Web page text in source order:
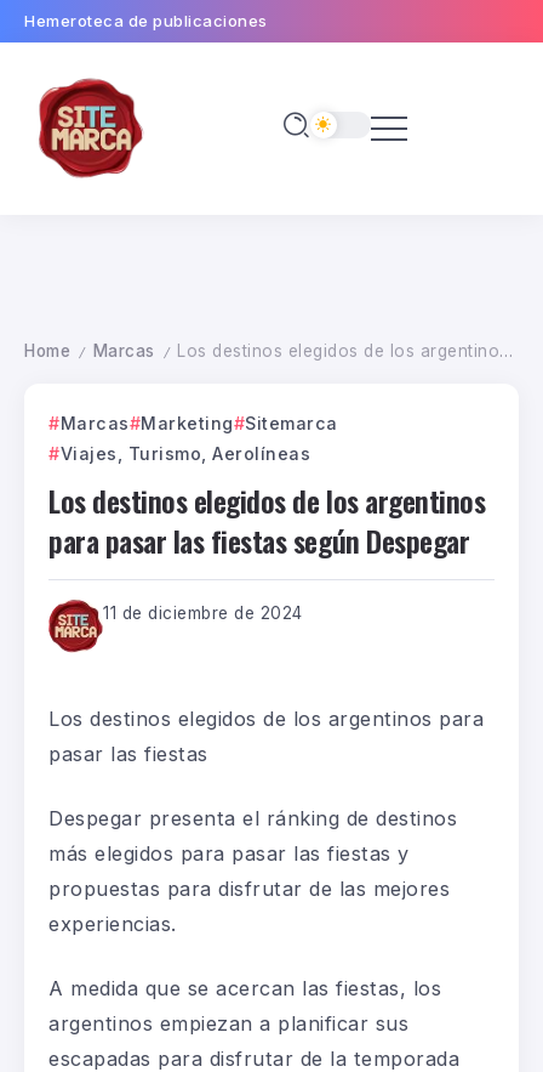
Hemeroteca de publicaciones
Home / Marcas / Los destinos elegidos de los argentinos para pasar las fiestas según Despegar
Marcas Marketing
Sitemarca
Viajes, Turismo, Aerolíneas
Los destinos elegidos de los argentinos
para pasar las fiestas según Despegar
11 de diciembre de 2024
Los destinos elegidos de los argentinos para
pasar las fiestas
Despegar presenta el ránking de destinos
más elegidos para pasar las fiestas y
propuestas para disfrutar de las mejores
experiencias.
A medida que se acercan las fiestas, los
argentinos empiezan a planificar sus
escapadas para disfrutar de la temporada